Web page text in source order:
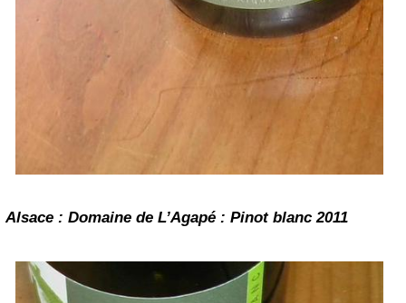
Alsace : Domaine de L’Agapé : Pinot blanc 2011